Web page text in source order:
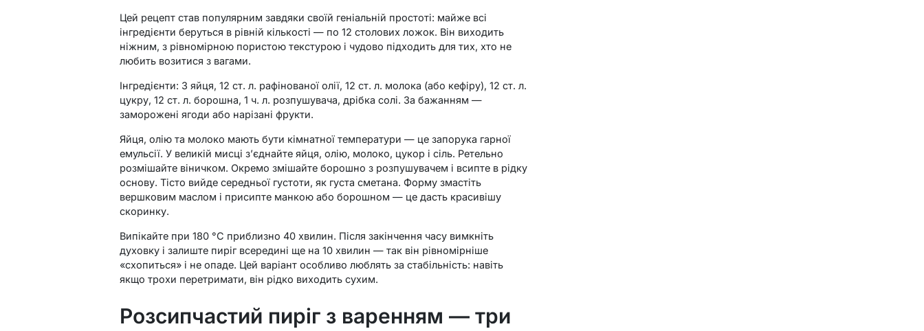
Цей рецепт став популярним завдяки своїй геніальній простоті: майже всі
інгредієнти беруться в рівній кількості — по 12 столових ложок. Він виходить
ніжним, з рівномірною пористою текстурою і чудово підходить для тих, хто не
любить возитися з вагами.
Інгредієнти: 3 яйця, 12 ст. л. рафінованої олії, 12 ст. л. молока (або кефіру), 12 ст. л.
цукру, 12 ст. л. борошна, 1 ч. л. розпушувача, дрібка солі. За бажанням —
заморожені ягоди або нарізані фрукти.
Яйця, олію та молоко мають бути кімнатної температури — це запорука гарної
емульсії. У великій мисці з’єднайте яйця, олію, молоко, цукор і сіль. Ретельно
розмішайте віничком. Окремо змішайте борошно з розпушувачем і всипте в рідку
основу. Тісто вийде середньої густоти, як густа сметана. Форму змастіть
вершковим маслом і присипте манкою або борошном — це дасть красивішу
скоринку.
Випікайте при 180 °C приблизно 40 хвилин. Після закінчення часу вимкніть
духовку і залиште пиріг всередині ще на 10 хвилин — так він рівномірніше
«схопиться» і не опаде. Цей варіант особливо люблять за стабільність: навіть
якщо трохи перетримати, він рідко виходить сухим.
Розсипчастий пиріг з варенням — три